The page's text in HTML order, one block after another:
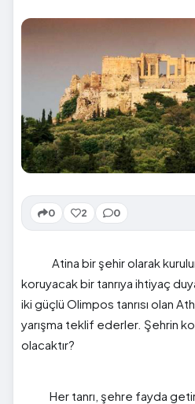
0 2 0
Atina bir şehir olarak
koruyacak bir tanrıya ihtiyaç
iki güçlü Olimpos tanrısı olan
yarışma teklif ederler. Şehrin
olacaktır?
Her tanrı, şehre fayda